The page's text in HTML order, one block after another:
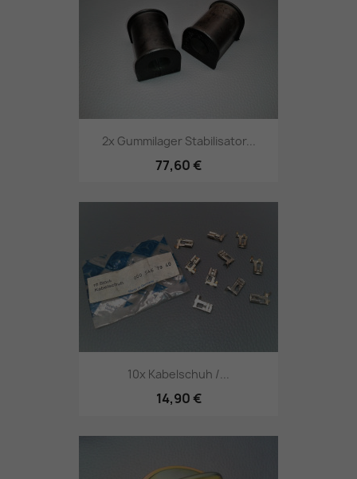
2x Gummilager Stabilisator...
77,60 €
10x Kabelschuh /...
14,90 €